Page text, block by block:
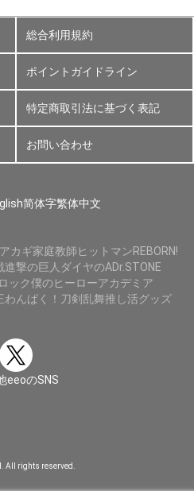
総合利用規約
ポイントガイドライン
特定商取引法に基づく表記
お問い合わせ
简体字繁体中文
アカギ家庭教師ヒットマンREBORN!
進撃の巨人 ダイヤのADr.STONE
ック僕のヒーローアカデミア
わんぱく！刀剣乱舞推し活グッズ
eeoのSNS
All rights reserved.